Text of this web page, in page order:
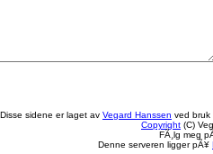
Disse sidene er laget av Vegard Hanssen ved bruk
Copyright (C)
FÃ¸lg meg
Denne serveren ligger pÃ¥